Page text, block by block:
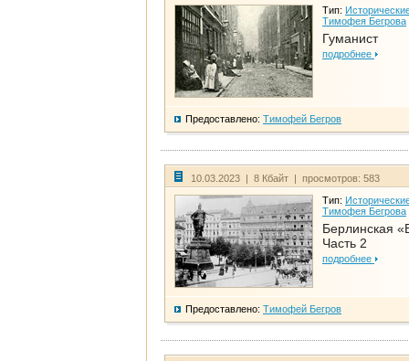
Тип:
Тимофея Бегрова
Гуманист
подробнее
Предоставлено: Тимофей Бегров
10.03.2023 | 8 Кбайт | просмотров: 583
Тип:
Тимофея Бегрова
Берлинская
Часть 2
подробнее
Предоставлено: Тимофей Бегров